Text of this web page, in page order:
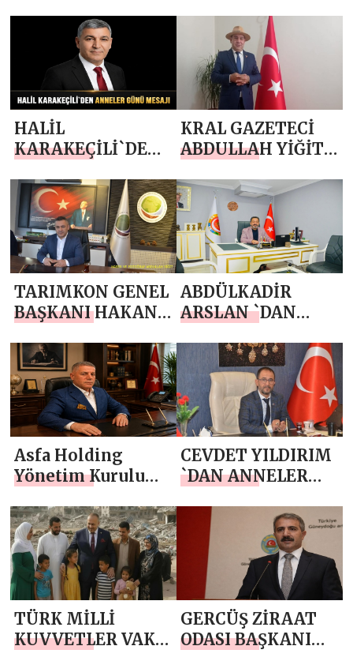
Anneler Günü
MESAJI
HALİL
KARAKEÇİLİ`DEN
MESAJI
KRAL GAZETECİ
ABDULLAH YİĞİT
GÜNÜ MESAJI
TARIMKON GENEL
BAŞKANI HAKAN
ANNELER GÜNÜ
MESAJI
ABDÜLKADİR
ARSLAN `DAN
MESAJI
Asfa Holding
Yönetim Kurulu
Atasoy `dan
Anneler Günü
Mesajı
CEVDET YILDIRIM
`DAN ANNELER
TÜRK MİLLİ
KUVVETLER VAKFI
GERCÜŞ ZİRAAT
ODASI BAŞKANI